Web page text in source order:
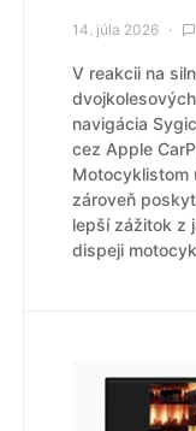
14. júla 2026
V reakcii na
navigácia
cez Apple
Motocyklistom
zároveň
lepší zážitok z
dispeji